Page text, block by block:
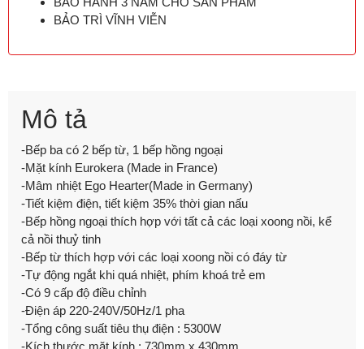
BẢO TRÌ VĨNH VIỄN
Mô tả
-Bếp ba có 2 bếp từ, 1 bếp hồng ngoại
-Mặt kính Eurokera (Made in France)
-Mâm nhiệt Ego Hearter(Made in Germany)
-Tiết kiệm điện, tiết kiệm 35% thời gian nấu
-Bếp hồng ngoại thích hợp với tất cả các loại xoong nồi, kể
cả nồi thuỷ tinh
-Bếp từ thích hợp với các loại xoong nồi có đáy từ
-Tự động ngắt khi quá nhiệt, phím khoá trẻ em
-Có 9 cấp độ điều chỉnh
-Điện áp 220-240V/50Hz/1 pha
-Tổng công suất tiêu thụ điện : 5300W